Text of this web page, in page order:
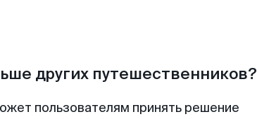
других путешественников?
пользователям принять решение